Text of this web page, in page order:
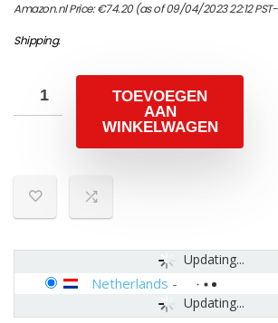
Amazon.nl Price:€74.20(as of 09/04/2023 22:12 PST-
Shipping.
TOEVOEGEN
AAN
WINKELWAGEN
Updating...
Updating...
Netherlands -